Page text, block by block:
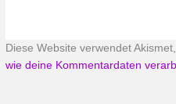
Diese Website verwendet
wie deine Kommentardaten